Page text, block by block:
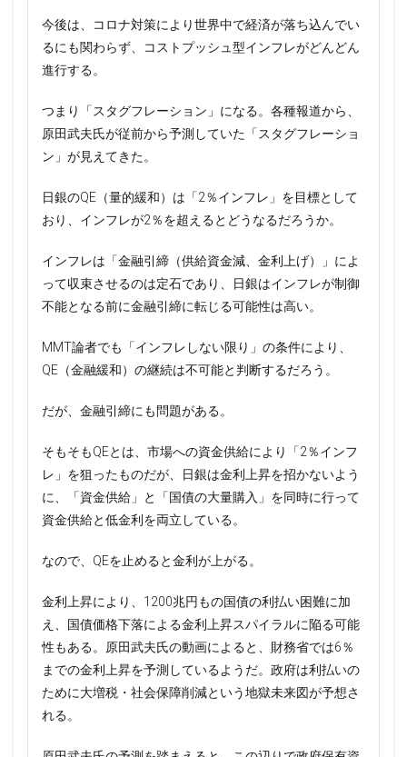
今後は、コロナ対策により世界中で経済が落ち込んでい
るにも関わらず、コストプッシュ型インフレがどんどん
進行する。
つまり「スタグフレーション」になる。各種報道から、
原田武夫氏が従前から予測していた「スタグフレーショ
ン」が見えてきた。
日銀のQE（量的緩和）は「2％インフレ」を目標として
おり、インフレが2％を超えるとどうなるだろうか。
インフレは「金融引締（供給資金減、金利上げ）」によ
って収束させるのは定石であり、日銀はインフレが制御
不能となる前に金融引締に転じる可能性は高い。
MMT論者でも「インフレしない限り」の条件により、
QE（金融緩和）の継続は不可能と判断するだろう。
だが、金融引締にも問題がある。
そもそもQEとは、市場への資金供給により「2％インフ
レ」を狙ったものだが、日銀は金利上昇を招かないよう
に、「資金供給」と「国債の大量購入」を同時に行って
資金供給と低金利を両立している。
なので、QEを止めると金利が上がる。
金利上昇により、1200兆円もの国債の利払い困難に加
え、国債価格下落による金利上昇スパイラルに陥る可能
性もある。原田武夫氏の動画によると、財務省では6％
までの金利上昇を予測しているようだ。政府は利払いの
ために大増税・社会保障削減という地獄未来図が予想さ
れる。